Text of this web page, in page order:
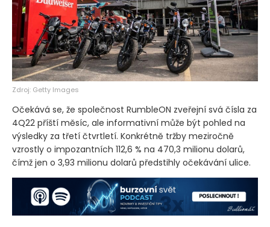
Zdroj: Getty Images
Očekává se, že společnost RumbleON zveřejní svá čísla za
4Q22 příští měsíc, ale informativní může být pohled na
výsledky za třetí čtvrtletí. Konkrétně tržby meziročně
vzrostly o impozantních 112,6 % na 470,3 milionu dolarů,
čímž jen o 3,93 milionu dolarů předstihly očekávání ulice.